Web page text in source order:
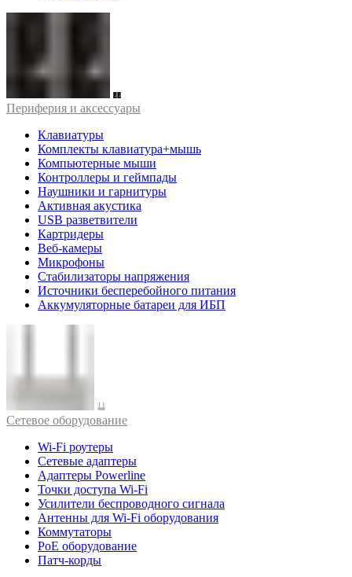
Периферия и аксессуары
Клавиатуры
Комплекты клавиатура+мышь
Компьютерные мыши
Контроллеры и геймпады
Наушники и гарнитуры
Активная акустика
USB разветвители
Картридеры
Веб-камеры
Микрофоны
Стабилизаторы напряжения
Источники бесперебойного питания
Аккумуляторные батареи для ИБП
Cетевое оборудование
Wi-Fi роутеры
Сетевые адаптеры
Адаптеры Powerline
Точки доступа Wi-Fi
Усилители беспроводного сигнала
Антенны для Wi-Fi оборудования
Коммутаторы
PoE оборудование
Патч-корды